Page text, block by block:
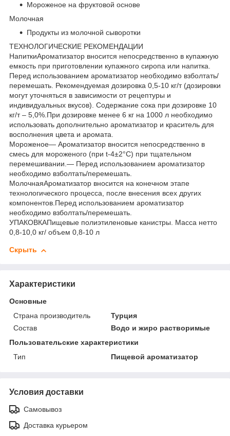
Мороженое на фруктовой основе
Молочная
Продукты из молочной сыворотки
ТЕХНОЛОГИЧЕСКИЕ РЕКОМЕНДАЦИИ
НапиткиАроматизатор вносится непосредственно в купажную
емкость при приготовлении купажного сиропа или напитка.
Перед использованием ароматизатор необходимо взболтать/
перемешать. Рекомендуемая дозировка 0,5-10 кг/т (дозировки
могут уточняться в зависимости от рецептуры и
индивидуальных вкусов). Содержание сока при дозировке 10
кг/т – 5,0%.При дозировке менее 6 кг на 1000 л необходимо
использовать дополнительно ароматизатор и краситель для
восполнения цвета и аромата.
Мороженое— Ароматизатор вносится непосредственно в
смесь для мороженого (при t-4±2°C) при тщательном
перемешивании.— Перед использованием ароматизатор
необходимо взболтать/перемешать.
МолочнаяАроматизатор вносится на конечном этапе
технологического процесса, после внесения всех других
компонентов.Перед использованием ароматизатор
необходимо взболтать/перемешать.
УПАКОВКАПищевые полиэтиленовые канистры. Масса нетто
0,8-10,0 кг/ объем 0,8-10 л
Скрыть
Характеристики
Основные
Страна производитель
Турция
Состав
Водо и жиро растворимые
Пользовательские характеристики
Тип
Пищевой ароматизатор
Условия доставки
Самовывоз
Доставка курьером